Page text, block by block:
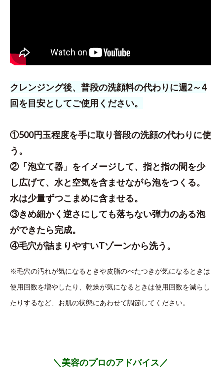
クレンジング後、普段の洗顔料の代わりに週2～4
回を目安としてご使用ください。
①500円玉程度を手に取り普段の洗顔の代わりに使
う。
②「泡立て器」をイメージして、指と指の間を少
し広げて、水と空気を含ませながら泡をつくる。
水は少量ずつこまめに含ませる。
③きめ細かく逆さにしても落ちない弾力のある泡
ができたら完成。
④毛穴が詰まりやすいTゾーンから洗う。
※毛穴の汚れが気になるときや皮脂のべたつきが気になるときは
使用回数を増やしたり、乾燥が気になるときは使用回数を減らし
たりするなど、お肌の状態にあわせて調節してください。
＼美容のプロのアドバイス／